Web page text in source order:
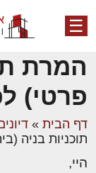
☰
המרת
פרטי)
דף הבית »
תוכניות בניה
היי,